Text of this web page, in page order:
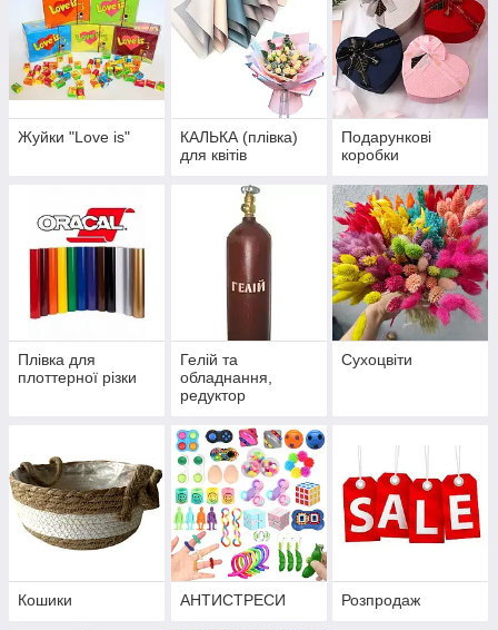
Жуйки "Love is"
КАЛЬКА (плівка)
для квітів
Подарункові
коробки
Плівка для
плоттерної різки
Гелій та
обладнання,
редуктор
Сухоцвіти
Кошики АНТИСТРЕСИ Розпродаж